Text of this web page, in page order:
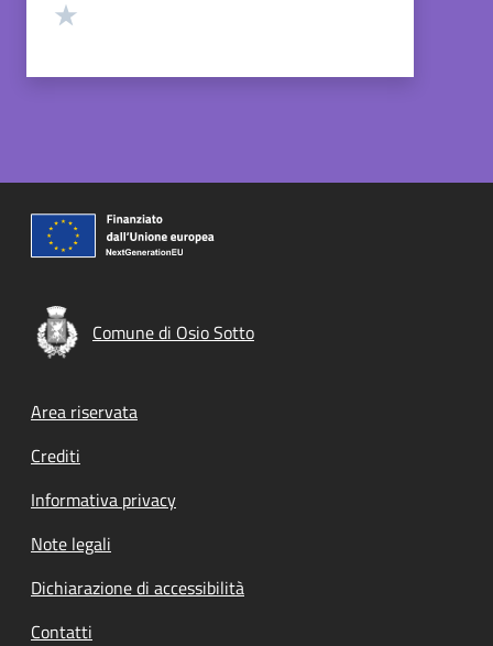
Comune di Osio Sotto
Footer menu
Area riservata
Crediti
Informativa privacy
Note legali
Dichiarazione di accessibilità
Contatti